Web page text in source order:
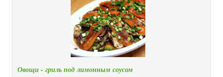
Овощи - гриль под лимонным соусом